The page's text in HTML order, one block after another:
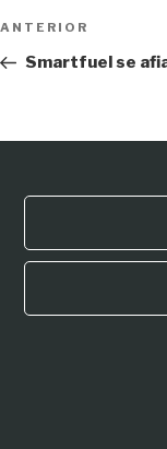
Navegación
de
Entrada
anterior:
ANTERIOR
Smartfuel se